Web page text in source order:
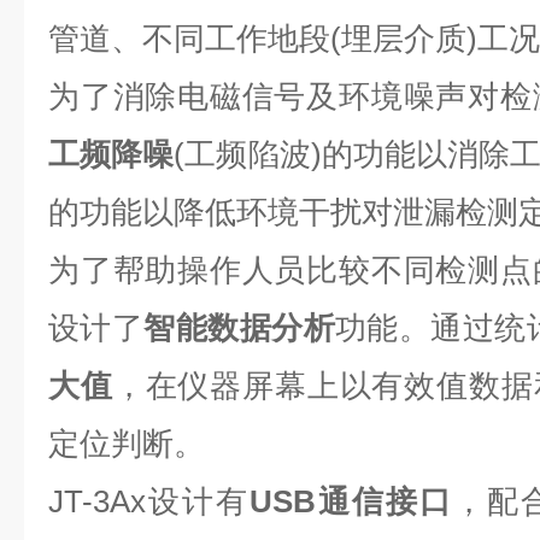
管道、不同工作地段(埋层介质)工
为了消除电磁信号及环境噪声对
工频降噪(工频陷波)的功能以消除
的功能以降低环境干扰对泄漏检测
为了帮助操作人员比较不同检测
设计了智能数据分析功能。通过统
大值 ，在仪器屏幕上以有效值数
定位判断。
JT-3Ax设计有USB通信接口 ，配